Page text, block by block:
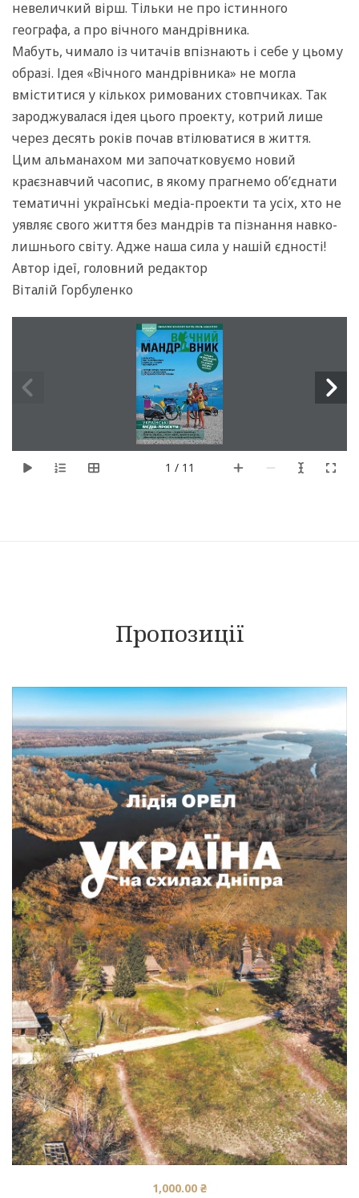
невеличкий вірш. Тільки не про істинного
географа, а про вічного мандрівника.
Мабуть, чимало із читачів впізнають і себе у цьо­му
образі. Ідея «Вічного мандрівника» не могла
вміститися у кількох римованих стовпчиках. Так
зароджувалася ідея цього проекту, котрий лише
через десять років почав втілюватися в життя.
Цим альманахом ми започатковуємо новий
краєзнавчий часопис, в якому прагнемо об’єднати
тематичні українські медіа-проекти та усіх, хто не
уявляє свого життя без мандрів та пізнання навко­
лишнього світу. Адже наша сила у нашій єдності!
Автор ідеї, головний редактор
Віталій Горбуленко
1 / 11
Пропозиції
1,000.00 ₴